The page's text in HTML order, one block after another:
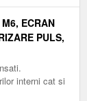
ECRAN
PULS,
SOMN,
interni cat si